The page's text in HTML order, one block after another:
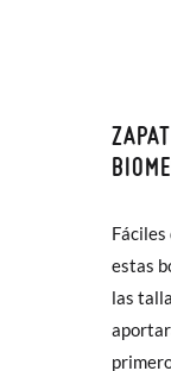
Fáciles
estas
las
se
En
hasta
poco
En
Sólo